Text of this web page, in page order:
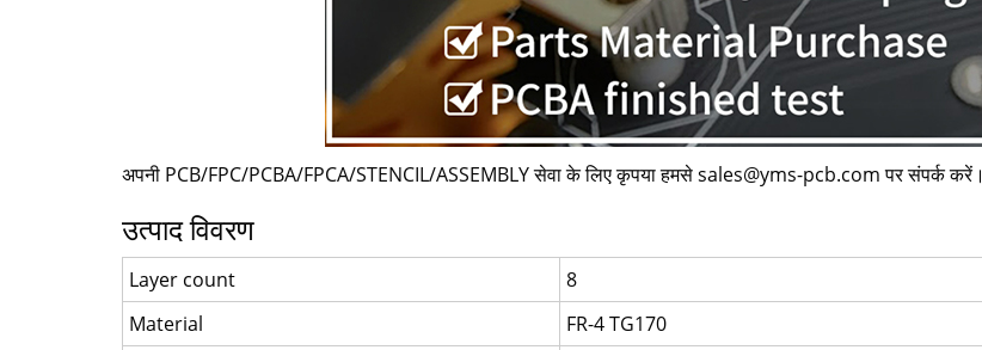
अपनी PCB/FPC/PCBA/FPCA/STENCIL/ASSEMBLY सेवा के लिए कृपया हमसेsales@yms-pcb.comपर संपर्क करें।
उत्पाद विवरण
Layer count
8
Material
FR-4 TG170